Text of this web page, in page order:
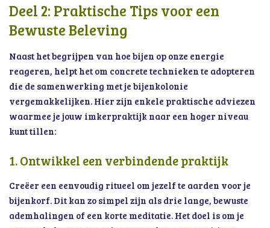
Deel 2: Praktische Tips voor een
Bewuste Beleving
Naast het begrijpen van hoe bijen op onze energie
reageren, helpt het om concrete technieken te adopteren
die de samenwerking met je bijenkolonie
vergemakkelijken. Hier zijn enkele praktische adviezen
waarmee je jouw imkerpraktijk naar een hoger niveau
kunt tillen:
1. Ontwikkel een verbindende praktijk
Creëer een eenvoudig ritueel om jezelf te aarden voor je
bijenkorf. Dit kan zo simpel zijn als drie lange, bewuste
ademhalingen of een korte meditatie. Het doel is om je